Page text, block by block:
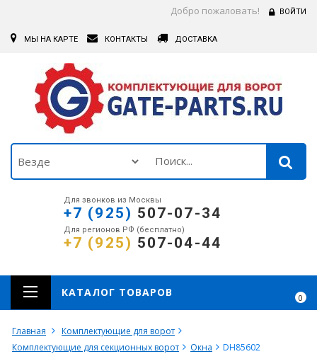
Добро пожаловать! ВОЙТИ
МЫ НА КАРТЕ КОНТАКТЫ ДОСТАВКА
Для звонков из Москвы
+7 (925) 507-07-34
Для регионов РФ (бесплатно)
+7 (925) 507-04-44
0
КАТАЛОГ ТОВАРОВ
Главная
Комплектующие для ворот
Комплектующие для секционных ворот
Окна
DH85602